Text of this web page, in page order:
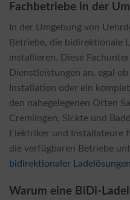
Fachbetriebe in der
In der Umgebung von
Betriebe, die bidirektionale
installieren. Diese
Dienstleistungen an, egal
Installation oder ein
den nahegelegenen Orten
Cremlingen, Sickte und
Elektriker und Installateure
die verfügbaren Betriebe
bidirektionaler Ladelösungen
Warum eine BiDi-